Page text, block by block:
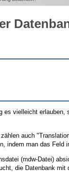
vielleicht
auch
indem man das
(mdw-Datei)
die Datenbank